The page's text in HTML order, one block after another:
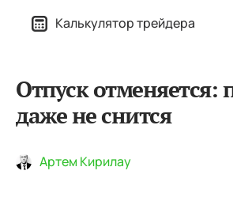
Калькулятор трейдера
Отпуск отменяется:
даже не снится
Артем Кирилау